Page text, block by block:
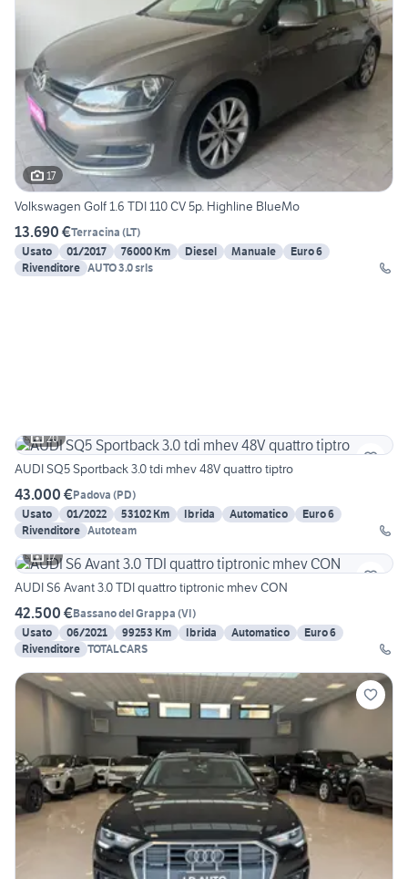
17
Volkswagen Golf 1.6 TDI 110 CV 5p. Highline BlueMo
13.690 €Terracina (LT)
Usato
01/2017 76000 Km Diesel Manuale
Euro 6
Rivenditore AUTO 3.0 srls
20
AUDI SQ5 Sportback 3.0 tdi mhev 48V quattro tiptro
43.000 €Padova (PD)
Usato
01/2022 53102 Km Ibrida Automatico
Euro 6
Rivenditore Autoteam
17
AUDI S6 Avant 3.0 TDI quattro tiptronic mhev CON
42.500 €Bassano del Grappa (VI)
Usato
06/2021 99253 Km Ibrida Automatico
Euro 6
Rivenditore TOTALCARS